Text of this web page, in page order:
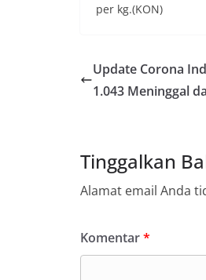
per kg.(KON)
Update Corona
1.043 Meninggal
Tinggalkan
Alamat email Anda
Komentar*